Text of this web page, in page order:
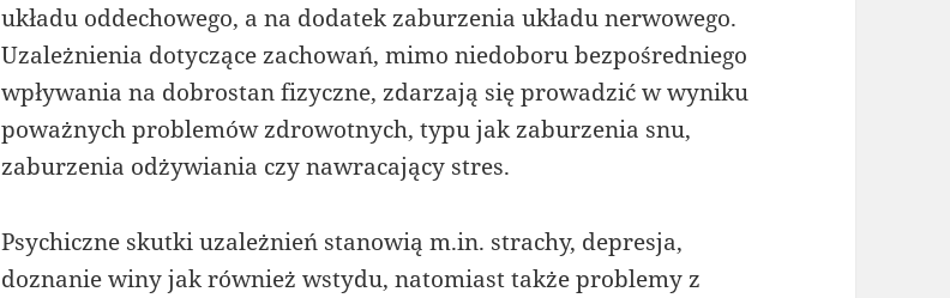
układu oddechowego, a na dodatek zaburzenia układu nerwowego.
Uzależnienia dotyczące zachowań, mimo niedoboru bezpośredniego
wpływania na dobrostan fizyczne, zdarzają się prowadzić w wyniku
poważnych problemów zdrowotnych, typu jak zaburzenia snu,
zaburzenia odżywiania czy nawracający stres.
Psychiczne skutki uzależnień stanowią m.in. strachy, depresja,
doznanie winy jak również wstydu, natomiast także problemy z